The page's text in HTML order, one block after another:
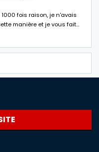
fois raison, je n'avais
manière et je vous fait…